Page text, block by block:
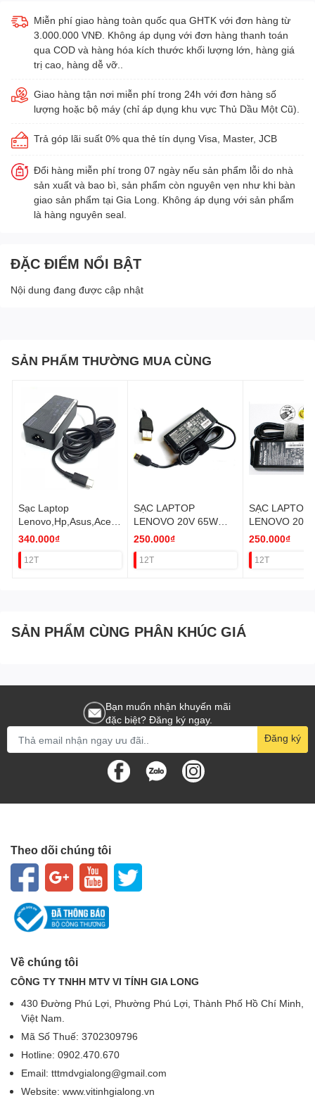
Miễn phí giao hàng toàn quốc qua GHTK với đơn hàng từ
3.000.000 VNĐ. Không áp dụng với đơn hàng thanh toán
qua COD và hàng hóa kích thước khối lượng lớn, hàng giá
trị cao, hàng dễ vỡ..
Giao hàng tận nơi miễn phí trong 24h với đơn hàng số
lượng hoặc bộ máy (chỉ áp dụng khu vực Thủ Dầu Một Cũ).
Trả góp lãi suất 0% qua thẻ tín dụng Visa, Master, JCB
Đổi hàng miễn phí trong 07 ngày nếu sản phẩm lỗi do nhà
sản xuất và bao bì, sản phẩm còn nguyên vẹn như khi bàn
giao sản phẩm tại Gia Long. Không áp dụng với sản phẩm
là hàng nguyên seal.
ĐẶC ĐIỂM NỔI BẬT
Nội dung đang được cập nhật
SẢN PHẨM THƯỜNG MUA CÙNG
Sạc Laptop
Lenovo,Hp,Asus,Acer,
Dell... 20V-3.25A Đầu
340.000₫
12T
SẠC LAPTOP
LENOVO 20V 65W
ĐẦU USB ORI
250.000₫
12T
SẠC LAPTOP
LENOVO 20V
ĐẦU KIM ORI
250.000₫
12T
SẢN PHẨM CÙNG PHÂN KHÚC GIÁ
Bạn muốn nhận khuyến mãi
đặc biệt? Đăng ký ngay.
Đăng ký
Theo dõi chúng tôi
Về chúng tôi
CÔNG TY TNHH MTV VI TÍNH GIA LONG
430 Đường Phú Lợi, Phường Phú Lợi, Thành Phố Hồ Chí Minh,
Việt Nam.
Mã Số Thuế: 3702309796
Hotline: 0902.470.670
Email: tttmdvgialong@gmail.com
Website: www.vitinhgialong.vn